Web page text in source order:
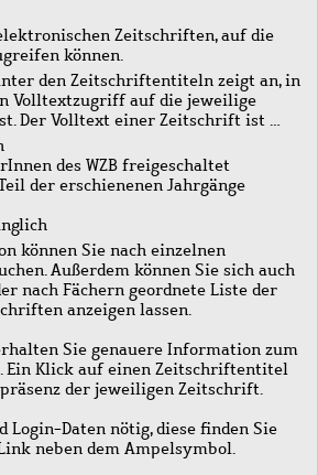
Zeitschriften, auf die
können.
den Zeitschriftentiteln zeigt an, in
Volltextzugriff auf die jeweilige
Der Volltext einer Zeitschrift ist …
des WZB freigeschaltet
der erschienenen Jahrgänge
können Sie nach einzelnen
Außerdem können Sie sich auch
nach Fächern geordnete Liste der
anzeigen lassen.
Sie genauere Information zum
Ein Klick auf einen Zeitschriftentitel
der jeweiligen Zeitschrift.
Login-Daten nötig, diese finden Sie
neben dem Ampelsymbol.